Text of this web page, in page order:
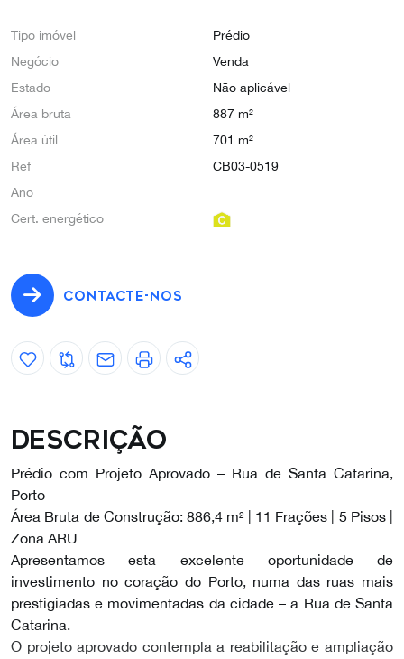
Tipo imóvel
Prédio
Negócio
Venda
Estado
Não aplicável
Área bruta
887 m²
Área útil
701 m²
Ref
CB03-0519
Ano
Cert. energético
CONTACTE-NOS
Descrição
Prédio com Projeto Aprovado – Rua de Santa Catarina,
Porto
Área Bruta de Construção: 886,4 m² | 11 Frações | 5 Pisos |
Zona ARU
Apresentamos esta excelente oportunidade de
investimento no coração do Porto, numa das ruas mais
prestigiadas e movimentadas da cidade – a Rua de Santa
Catarina.
O projeto aprovado contempla a reabilitação e ampliação